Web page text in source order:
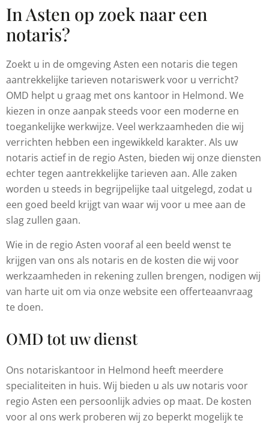
In Asten op zoek naar een
notaris?
Zoekt u in de omgeving Asten een notaris die tegen
aantrekkelijke tarieven notariswerk voor u verricht?
OMD helpt u graag met ons kantoor in Helmond. We
kiezen in onze aanpak steeds voor een moderne en
toegankelijke werkwijze. Veel werkzaamheden die wij
verrichten hebben een ingewikkeld karakter. Als uw
notaris actief in de regio Asten, bieden wij onze diensten
echter tegen aantrekkelijke tarieven aan. Alle zaken
worden u steeds in begrijpelijke taal uitgelegd, zodat u
een goed beeld krijgt van waar wij voor u mee aan de
slag zullen gaan.
Wie in de regio Asten vooraf al een beeld wenst te
krijgen van ons als notaris en de kosten die wij voor
werkzaamheden in rekening zullen brengen, nodigen wij
van harte uit om via onze website een offerteaanvraag
te doen.
OMD tot uw dienst
Ons notariskantoor in Helmond heeft meerdere
specialiteiten in huis. Wij bieden u als uw notaris voor
regio Asten een persoonlijk advies op maat. De kosten
voor al ons werk proberen wij zo beperkt mogelijk te